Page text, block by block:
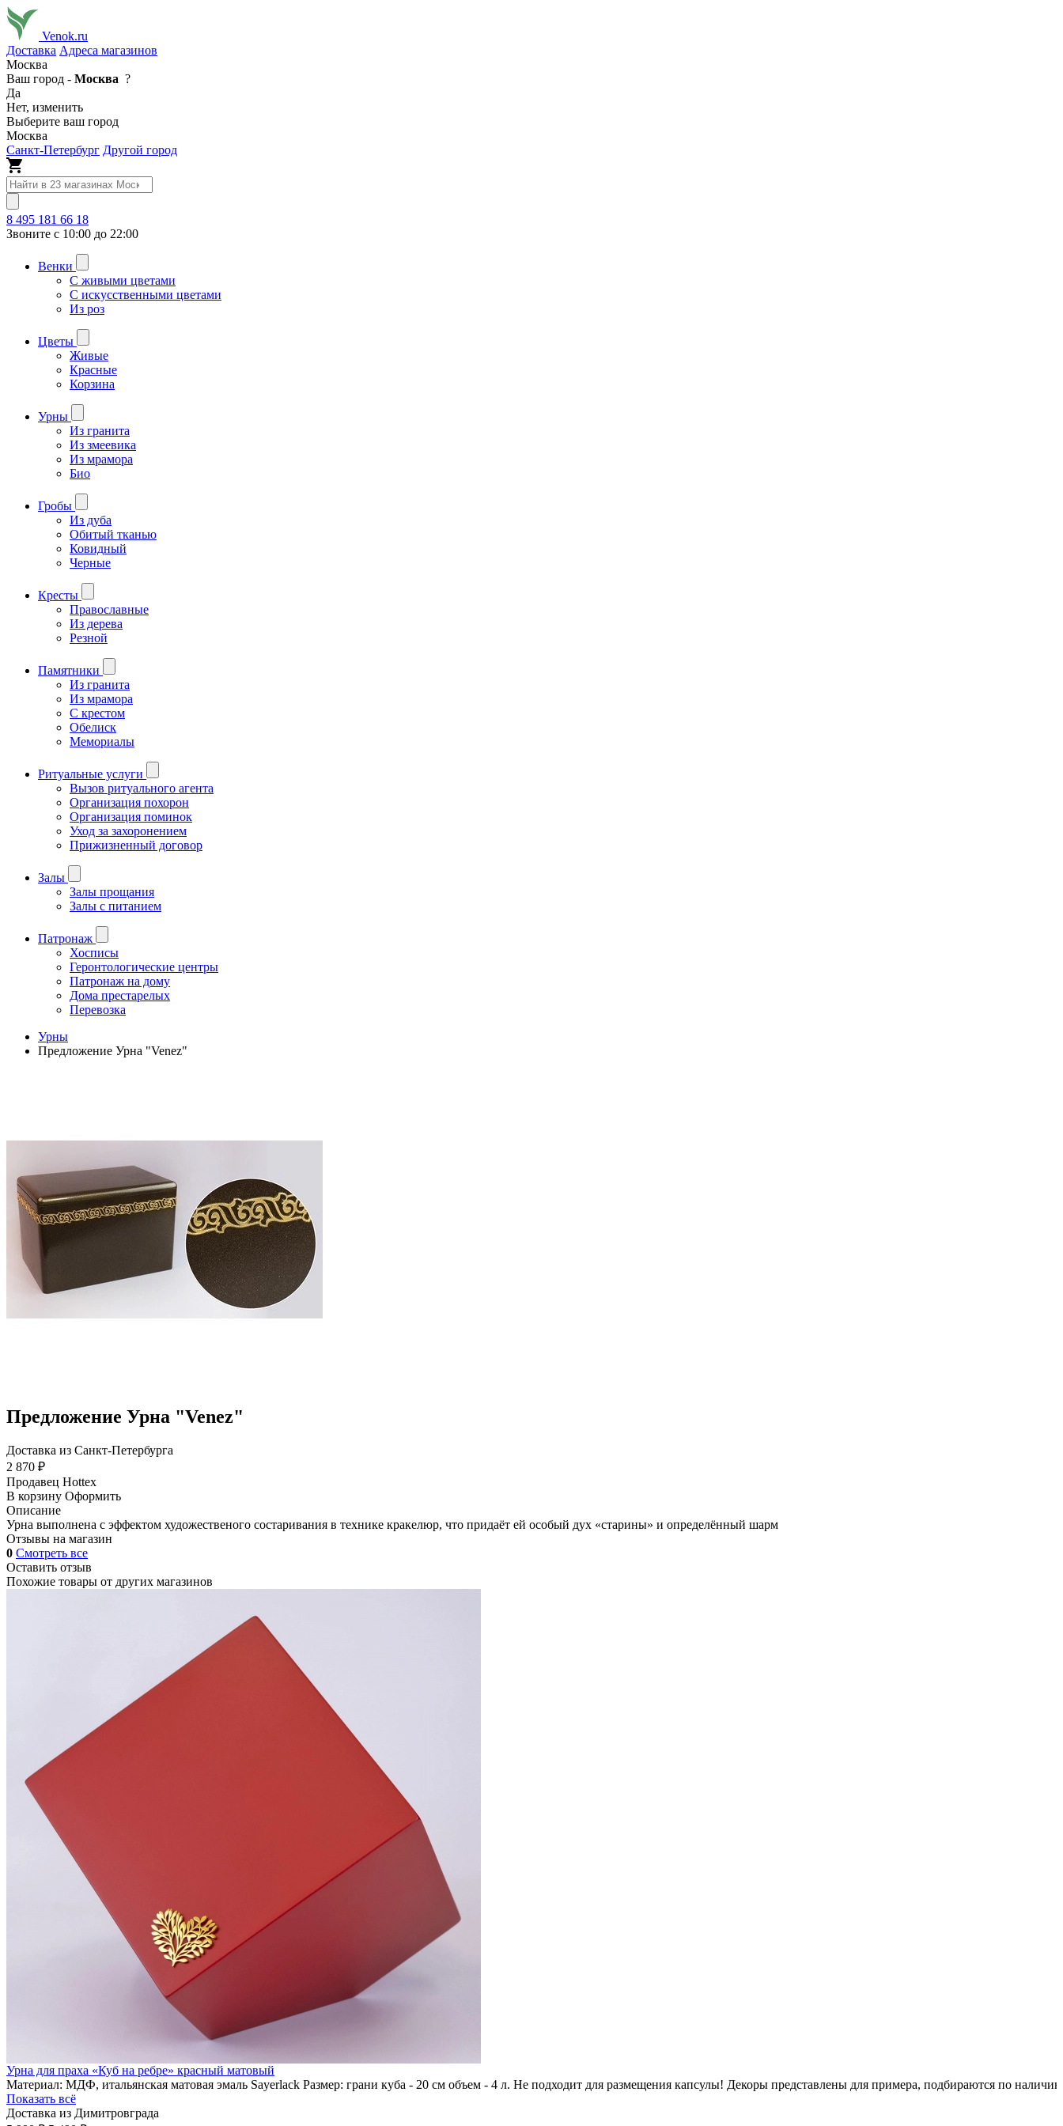
Venok.ru
Доставка Адреса магазинов
Москва
Ваш город - Москва ?
Да
Нет, изменить
Выберите ваш город
Москва
Санкт-Петербург Другой город
8 495 181 66 18
Звоните с 10:00 до 22:00
Венки
С живыми цветами
С искусственными цветами
Из роз
Цветы
Живые
Красные
Корзина
Урны
Из гранита
Из змеевика
Из мрамора
Био
Гробы
Из дуба
Обитый тканью
Ковидный
Черные
Кресты
Православные
Из дерева
Резной
Памятники
Из гранита
Из мрамора
С крестом
Обелиск
Мемориалы
Ритуальные услуги
Вызов ритуального агента
Организация похорон
Организация поминок
Уход за захоронением
Прижизненный договор
Залы
Залы прощания
Залы с питанием
Патронаж
Хосписы
Геронтологические центры
Патронаж на дому
Дома престарелых
Перевозка
Урны
Предложение Урна "Venez"
Предложение Урна "Venez"
Доставка из Санкт-Петербурга
2 870 ₽
Продавец Hottex
В корзину Оформить
Описание
Урна выполнена с эффектом художественого состаривания в технике кракелюр, что придаёт ей особый дух «старины» и определённый шарм
Отзывы на магазин
0 Смотреть все
Оставить отзыв
Похожие товары от других магазинов
Урна для праха «Куб на ребре» красный матовый
Материал: МДФ, итальянская матовая эмаль Sayerlack Размер: грани куба - 20 см объем - 4 л. Не подходит для размещения капсулы! Декоры представлены для примера, подбираются по
Показать всё
Доставка из Димитровграда